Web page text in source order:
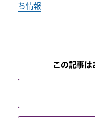
ち情報
この記事は